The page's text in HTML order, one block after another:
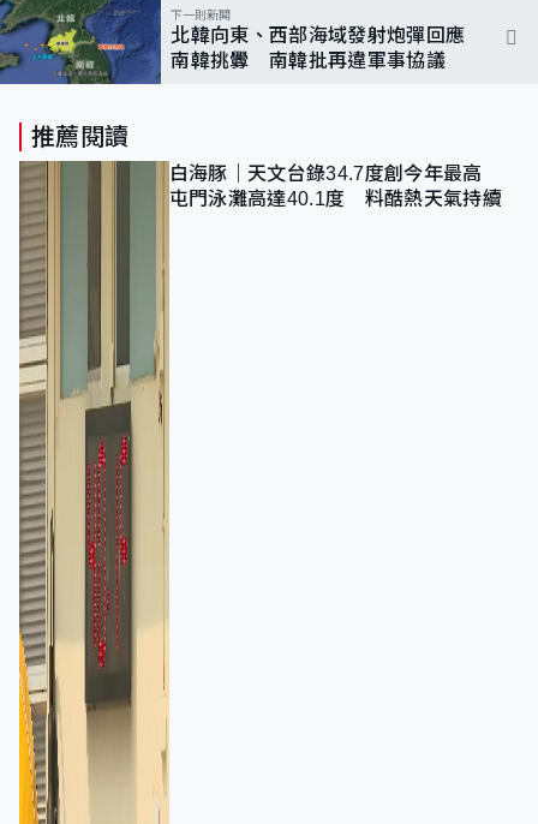
下一則新聞
北韓向東、西部海域發射炮彈回應
南韓挑釁 南韓批再違軍事協議
推薦閱讀
白海豚｜天文台錄34.7度創今年最高
屯門泳灘高達40.1度 料酷熱天氣持續